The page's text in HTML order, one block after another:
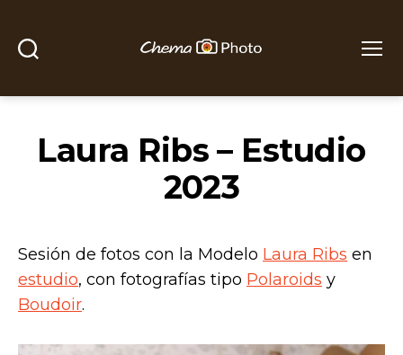
Photo
Laura Ribs – Estudio
2023
Sesión de fotos con la Modelo Laura Ribs en
estudio, con fotografías tipo Polaroids y
Boudoir.